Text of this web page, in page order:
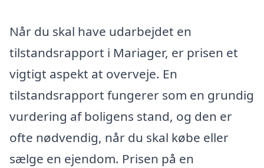
Når du skal have udarbejdet en
tilstandsrapport i Mariager, er prisen et
vigtigt aspekt at overveje. En
tilstandsrapport fungerer som en grundig
vurdering af boligens stand, og den er
ofte nødvendig, når du skal købe eller
sælge en ejendom. Prisen på en